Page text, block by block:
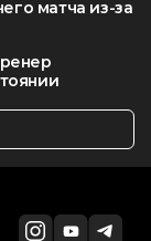
матча из-за